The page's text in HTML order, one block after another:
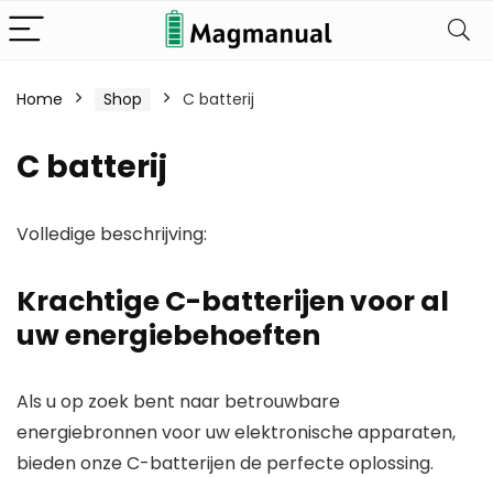
Home Shop C batterij
C batterij
Volledige beschrijving:
Krachtige C-batterijen voor al
uw energiebehoeften
Als u op zoek bent naar betrouwbare
energiebronnenvoor uw elektronische apparaten,
bieden onze C-batterijen de perfecte oplossing.